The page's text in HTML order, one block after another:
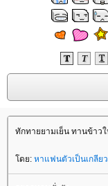
ทักทายยามเย็น ทานข้าว
ดย: หาแฟนตัวเป็นเกลียว